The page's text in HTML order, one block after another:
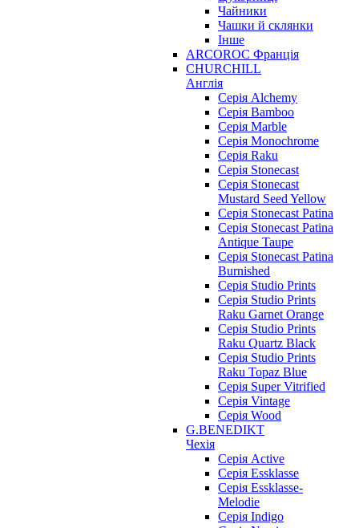
Чайники
Чашки й склянки
Інше
ARCOROC Франція
CHURCHILL
Англія
Серія Alchemy
Серія Bamboo
Серія Marble
Серія Monochrome
Серія Raku
Серія Stonecast
Серія Stonecast
Mustard Seed Yellow
Серія Stonecast Patina
Серія Stonecast Patina
Antique Taupe
Серія Stonecast Patina
Burnished
Серія Studio Prints
Серія Studio Prints
Raku Garnet Orange
Серія Studio Prints
Raku Quartz Black
Серія Studio Prints
Raku Topaz Blue
Серія Super Vitrified
Серія Vintage
Серія Wood
G.BENEDIKT
Чехія
Cерія Active
Cерія Essklasse
Cерія Essklasse-
Melodie
Cерія Indigo